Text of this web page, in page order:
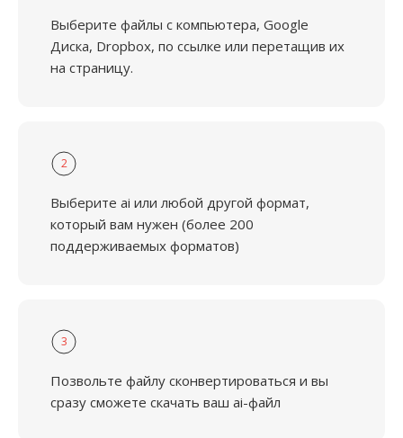
Выберите файлы с компьютера, Google
Диска, Dropbox, по ссылке или перетащив их
на страницу.
2
Выберите ai или любой другой формат,
который вам нужен (более 200
поддерживаемых форматов)
3
Позвольте файлу сконвертироваться и вы
сразу сможете скачать ваш ai-файл